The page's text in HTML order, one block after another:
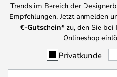
Trends im Bereich der
Empfehlungen. Jetzt anmelden
€-Gutschein* zu, den Sie bei
Onlineshop
Privatkunde